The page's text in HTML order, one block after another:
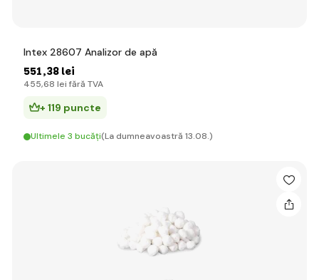
Intex 28607 Analizor de apă
551,38 lei
455,68 lei fără TVA
+ 119 puncte
Ultimele 3 bucăți(La dumneavoastră 13.08.)